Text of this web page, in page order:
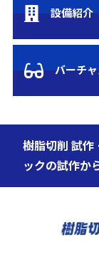
設備紹介
バーチ
樹脂切削 試
ックの試作か